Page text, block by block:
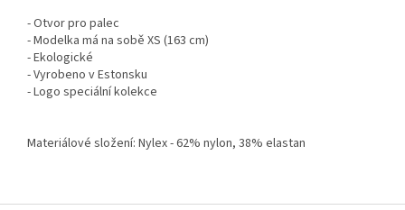
- Otvor pro palec
- Modelka má na sobě XS (163 cm)
- Ekologické
- Vyrobeno v Estonsku
- Logo speciální kolekce
Materiálové složení: Nylex - 62% nylon, 38% elastan